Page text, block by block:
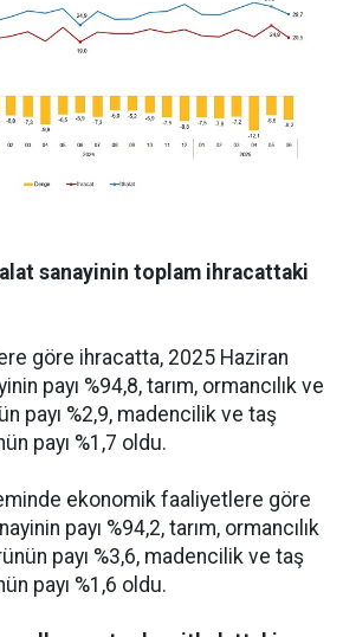
sanayinin toplam ihracattaki
göre ihracatta, 2025 Haziran
payı %94,8, tarım, ormancılık ve
payı %2,9, madencilik ve taş
payı %1,7 oldu.
ekonomik faaliyetlere göre
payı %94,2, tarım, ormancılık
payı %3,6, madencilik ve taş
payı %1,6 oldu.